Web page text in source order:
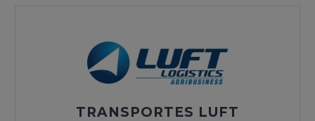
TRANSPORTES LUFT